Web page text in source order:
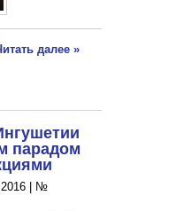
далее »
парадом
| №